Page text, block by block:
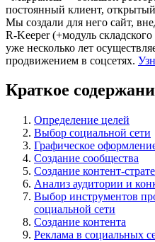
постоянный клиент,
Мы создали для него сайт,
R-Keeper (+модуль
уже несколько лет
продвижением в соцсетях.
Краткое
Определение целей
Выбор социальной сети
Графическое
Создание сообщества
Создание контент-
Анализ аудитории и
Выбор инструментов
социальной сети
Создание контента
Реклама в социальных